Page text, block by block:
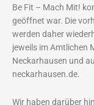
Be Fit – Mach Mit!
geöffnet war. Die
werden daher
jeweils im Amtlichen
Neckarhausen und
neckarhausen.de.
Wir haben darüber